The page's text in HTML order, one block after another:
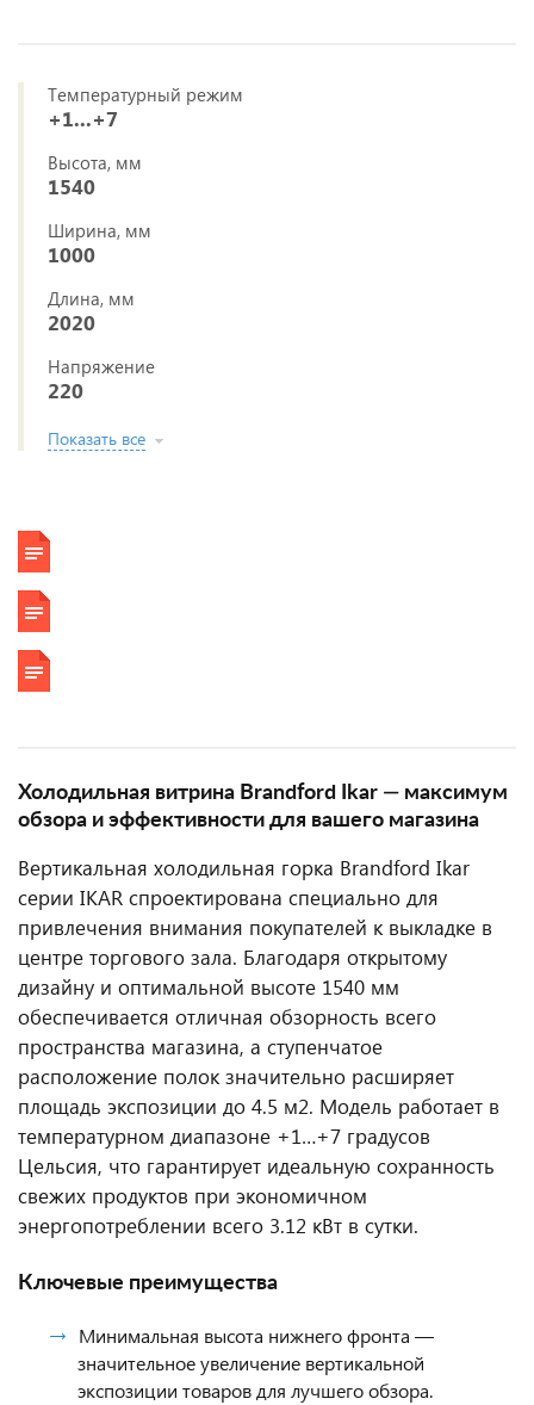
Температурный режим
+1...+7
Высота, мм
1540
Ширина, мм
1000
Длина, мм
2020
Напряжение
220
Показать все
Холодильная витрина Brandford Ikar — максимум
обзора и эффективности для вашего магазина
Вертикальная холодильная горка Brandford Ikar
серии IKAR спроектирована специально для
привлечения внимания покупателей к выкладке в
центре торгового зала. Благодаря открытому
дизайну и оптимальной высоте 1540 мм
обеспечивается отличная обзорность всего
пространства магазина, а ступенчатое
расположение полок значительно расширяет
площадь экспозиции до 4.5 м2. Модель работает в
температурном диапазоне +1…+7 градусов
Цельсия, что гарантирует идеальную сохранность
свежих продуктов при экономичном
энергопотреблении всего 3.12 кВт в сутки.
Ключевые преимущества
Минимальная высота нижнего фронта —
значительное увеличение вертикальной
экспозиции товаров для лучшего обзора.